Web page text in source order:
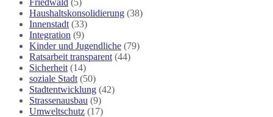
Haushaltskonsolidierung (38)
Innenstadt (33)
Integration (9)
Kinder und Jugendliche (79)
Ratsarbeit transparent (44)
Sicherheit (14)
soziale Stadt (50)
Stadtentwicklung (42)
Strassenausbau (9)
Umweltschutz (17)